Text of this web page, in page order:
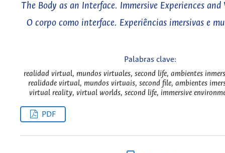
The Body as an Interface. Immersive Experiences
O corpo como interface. Experiências imersivas e
Palabras clave:
realidad virtual, mundos virtuales, second life, ambientes
realidade virtual, mundos virtuais, second file, ambientes
virtual reality, virtual worlds, second life, immersive
PDF